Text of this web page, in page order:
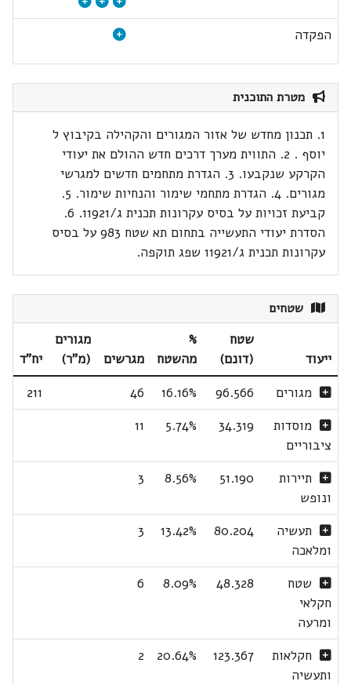
הפקדה
מטרת התוכנית
1. תכנון מחדש של אזור המגורים והקהילה בקיבוץ ל
יוסף . 2. התווית מערך דרכים חדש ההולם את יעודי
הקרקע שנקבעו. 3. הגדרת מתחמים חדשים למגרשי
מגורים. 4. הגדרת מתחמי שימור והנחיות שימור. 5.
קביעת זכויות על בסיס עקרונות תכנית ג/11921. 6.
הסדרת יעודי התעשייה בתחום תא שטח 983 על בסיס
עקרונות תכנית ג/11921 שפג תוקפה.
שטחים
ייעוד
שטח
(דונם)
%
מהשטח
מגרשים
מגורים
(מ"ר)
יח"ד
מגורים
96.566
16.16%
46
211
מוסדות
ציבוריים
34.319
5.74%
11
תיירות
ונופש
51.190
8.56%
3
תעשיה
ומלאכה
80.204
13.42%
3
שטח
חקלאי
ומרעה
48.328
8.09%
6
חקלאות
ותעשיה
123.367
20.64%
2